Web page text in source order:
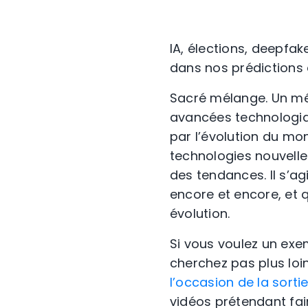
IA, élections,
dans nos
Sacré mélange. Un
avancées
par l’évolution du
technologies
des tendances. Il
encore et encore, et
évolution.
Si vous voulez un
cherchez pas plus
l’occasion de la
vidéos prétendant